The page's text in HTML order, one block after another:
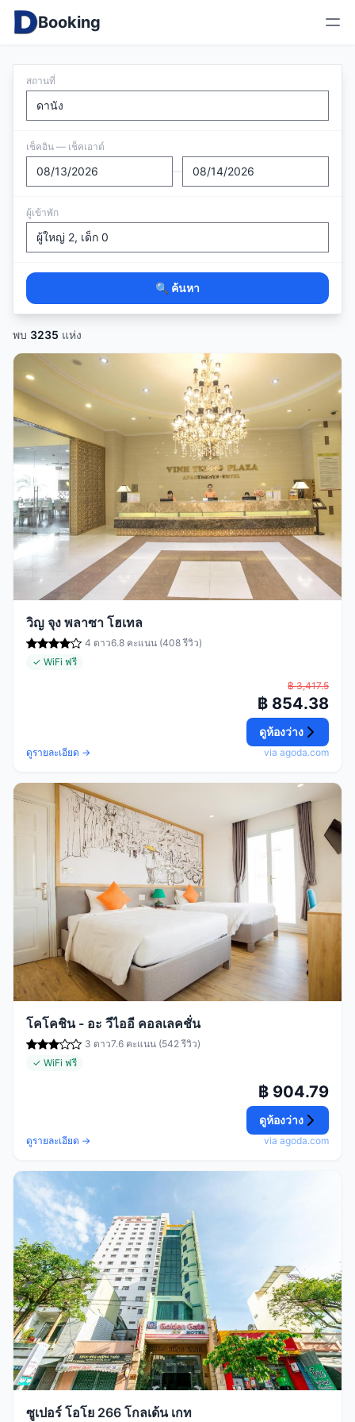
Booking
สถานที่
เช็คอิน — เช็คเอาต์
—
ผู้เข้าพัก
🔍 ค้นหา
พบ 3235 แห่ง
วิญ จุง พลาซา โฮเทล
4 ดาว6.8 คะแนน (408 รีวิว)
✓ WiFi ฟรี
ดูรายละเอียด →
฿ 3,417.5
฿ 854.38
ดูห้องว่าง
via agoda.com
โคโคชิน - อะ วีไออี คอลเลคชั่น
3 ดาว7.6 คะแนน (542 รีวิว)
✓ WiFi ฟรี
ดูรายละเอียด →
฿ 904.79
ดูห้องว่าง
via agoda.com
ซูเปอร์ โอโย 266 โกลเด้น เกท